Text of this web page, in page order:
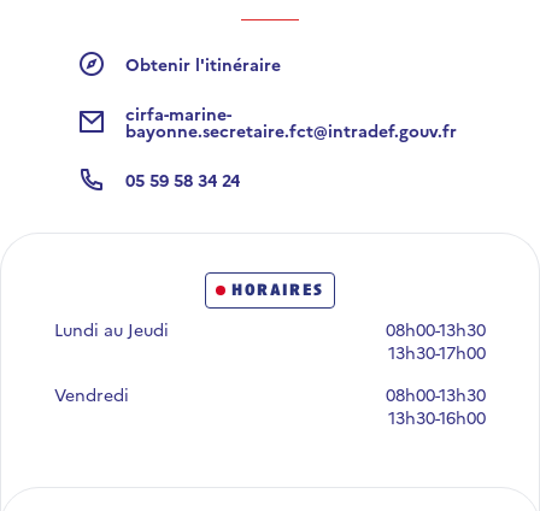
Obtenir l'itinéraire
Obtenir l'itinéraire
Adresse mail
cirfa-marine-
bayonne.secretaire.fct@intradef.gouv.fr
Numéros de téléphone
05 59 58 34 24
horaires
Lundi au Jeudi
08h00-13h30
13h30-17h00
Vendredi
08h00-13h30
13h30-16h00